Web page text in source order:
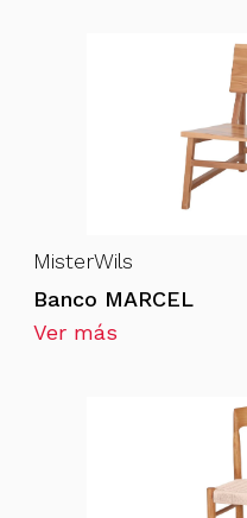
MisterWils
Banco MARCEL
Ver más